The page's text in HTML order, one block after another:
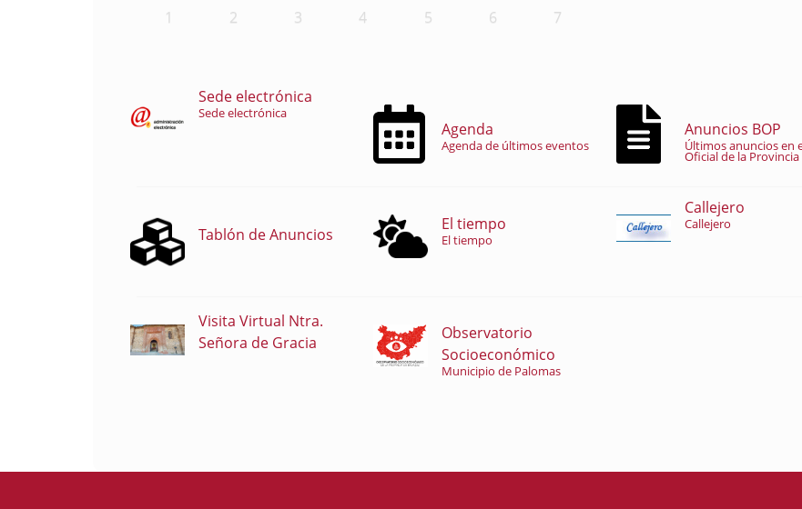
1 2 3 4 5 6 7
Sede electrónica
Sede electrónica
Agenda
Agenda de últimos eventos
Anuncios BOP
Últimos anuncios en
Oficial de la Provincia
Tablón de Anuncios
El tiempo
El tiempo
Callejero
Callejero
Visita Virtual Ntra.
Señora de Gracia
Observatorio
Socioeconómico
Municipio de Palomas